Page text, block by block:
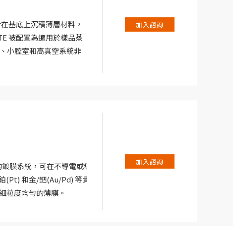
基底上沉積薄層材料，
被配置為適用於樣品蒸
小腔室和高真空系統非
加入諮詢
膜系統，可在不導電或導
(Pt) 和金/鈀(Au/Pd) 等貴
粒度均勻的薄膜。
加入諮詢